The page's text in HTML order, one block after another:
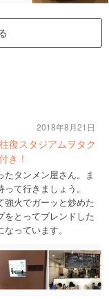
復スタジアムヲタク
き！
タンメン屋さん。ま
て行きましょう。
強火でガーッと炒めた
をとってブレンドした
っています。
2018年8月21日